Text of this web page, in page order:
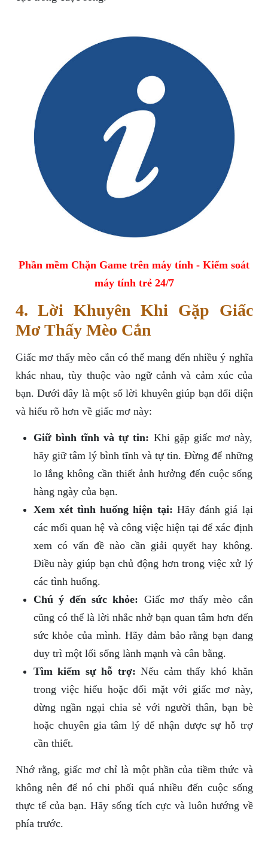
Phần mềm Chặn Game trên máy tính - Kiểm soát
máy tính trẻ 24/7
4. Lời Khuyên Khi Gặp Giấc
Mơ Thấy Mèo Cắn
Giấc mơ thấy mèo cắn có thể mang đến nhiều ý nghĩa
khác nhau, tùy thuộc vào ngữ cảnh và cảm xúc của
bạn. Dưới đây là một số lời khuyên giúp bạn đối diện
và hiểu rõ hơn về giấc mơ này:
Giữ bình tĩnh và tự tin: Khi gặp giấc mơ này,
hãy giữ tâm lý bình tĩnh và tự tin. Đừng để những
lo lắng không cần thiết ảnh hưởng đến cuộc sống
hàng ngày của bạn.
Xem xét tình huống hiện tại: Hãy đánh giá lại
các mối quan hệ và công việc hiện tại để xác định
xem có vấn đề nào cần giải quyết hay không.
Điều này giúp bạn chủ động hơn trong việc xử lý
các tình huống.
Chú ý đến sức khỏe: Giấc mơ thấy mèo cắn
cũng có thể là lời nhắc nhở bạn quan tâm hơn đến
sức khỏe của mình. Hãy đảm bảo rằng bạn đang
duy trì một lối sống lành mạnh và cân bằng.
Tìm kiếm sự hỗ trợ: Nếu cảm thấy khó khăn
trong việc hiểu hoặc đối mặt với giấc mơ này,
đừng ngần ngại chia sẻ với người thân, bạn bè
hoặc chuyên gia tâm lý để nhận được sự hỗ trợ
cần thiết.
Nhớ rằng, giấc mơ chỉ là một phần của tiềm thức và
không nên để nó chi phối quá nhiều đến cuộc sống
thực tế của bạn. Hãy sống tích cực và luôn hướng về
phía trước.